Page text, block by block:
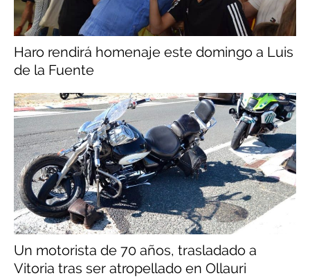
Haro rendirá homenaje este domingo a Luis
de la Fuente
Un motorista de 70 años, trasladado a
Vitoria tras ser atropellado en Ollauri